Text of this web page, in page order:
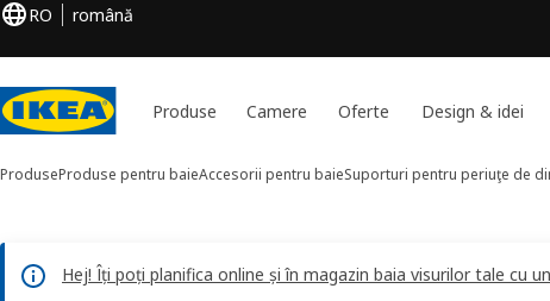
RO română
Produse Camere Oferte Design & idei
ProduseProduse pentru baieAccesorii pentru baieSuporturi pentru periuţe de
Hej! Îți poți planifica online și în magazin baia visurilor tale cu